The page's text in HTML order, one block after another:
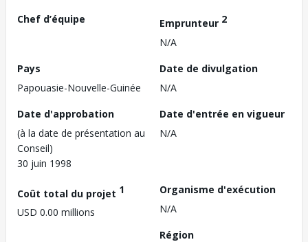
Chef d’équipe
Emprunteur 2
N/A
Pays
Papouasie-Nouvelle-Guinée
Date de divulgation
N/A
Date d'approbation
(à la date de présentation au
Conseil)
30 juin 1998
Date d'entrée en vigueur
N/A
Coût total du projet 1
USD 0.00 millions
Organisme d'exécution
N/A
Région